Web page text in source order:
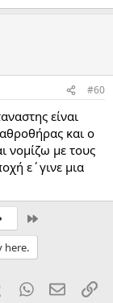
#60
είναι
και ο
νομίζω με τους
ε΄γινε μια
here.
TumblrWhatsApp
Email